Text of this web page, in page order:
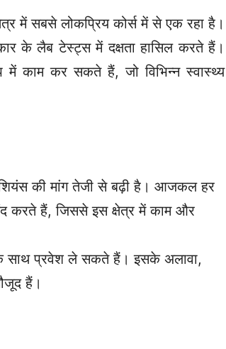
में सबसे लोकप्रिय कोर्स में से एक रहा है।
के लैब टेस्ट्स में दक्षता हासिल करते हैं।
काम कर सकते हैं, जो विभिन्न स्वास्थ्य
की मांग तेजी से बढ़ी है। आजकल हर
करते हैं, जिससे इस क्षेत्र में काम और
साथ प्रवेश ले सकते हैं। इसके अलावा,
हैं।